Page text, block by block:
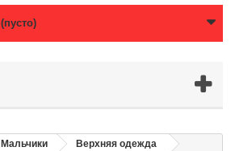
(пусто)
Мальчики
Верхняя одежда